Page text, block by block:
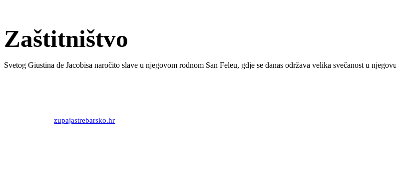
Zaštitništvo
Svetog Giustina de Jacobisa naročito slave u njegovom rodnom San Feleu, gdje se danas održava velika svečanost u
Izvor:zupajastrebarsko.hr